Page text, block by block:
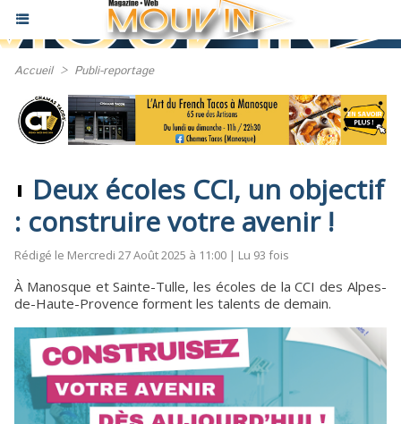
Accueil > Publi-reportage
Deux écoles CCI, un objectif
: construire votre avenir !
Rédigé le Mercredi 27 Août 2025 à 11:00 | Lu 93 fois
À Manosque et Sainte-Tulle, les écoles de la CCI des Alpes-
de-Haute-Provence forment les talents de demain.